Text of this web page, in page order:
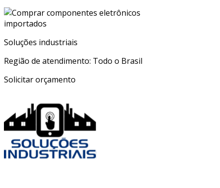
Soluções industriais
Região de atendimento: Todo o Brasil
Solicitar orçamento